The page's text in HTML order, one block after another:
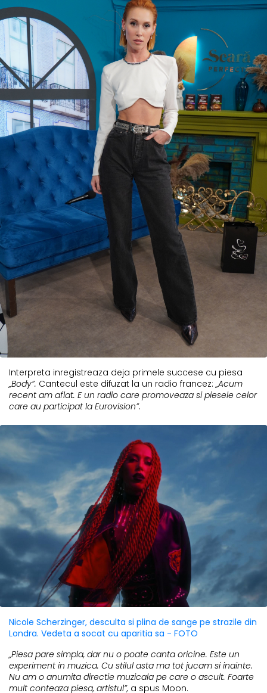
Interpreta inregistreaza deja primele succese cu piesa
„Body”. Cantecul este difuzat la un radio francez: „Acum
recent am aflat. E un radio care promoveaza si piesele celor
care au participat la Eurovision”.
Nicole Scherzinger, desculta si plina de sange pe strazile din
Londra. Vedeta a socat cu aparitia sa - FOTO
„Piesa pare simpla, dar nu o poate canta oricine. Este un
experiment in muzica. Cu stilul asta ma tot jucam si inainte.
Nu am o anumita directie muzicala pe care o ascult. Foarte
mult conteaza piesa, artistul”, a spus Moon.